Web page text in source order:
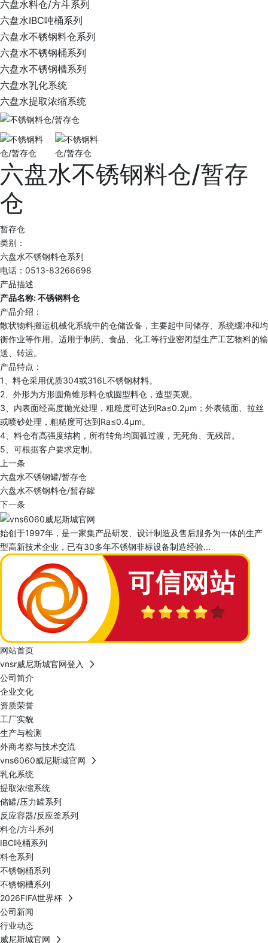
六盘水料仓/方斗系列
六盘水IBC吨桶系列
六盘水不锈钢料仓系列
六盘水不锈钢桶系列
六盘水不锈钢槽系列
六盘水乳化系统
六盘水提取浓缩系统
六盘水不锈钢料仓/暂存
仓
暂存仓
类别：
六盘水不锈钢料仓系列
电话：0513-83266698
产品描述
产品名称: 不锈钢料仓
产品介绍：
散状物料搬运机械化系统中的仓储设备，主要起中间储存、系统缓冲和均
衡作业等作用。适用于制药、食品、化工等行业密闭型生产工艺物料的输
送、转运。
产品特点：
1、料仓采用优质304或316L不锈钢材料。
2、外形为方形圆角锥形料仓或圆型料仓，造型美观。
3、内表面经高度抛光处理，粗糙度可达到Ra≤0.2μm；外表镜面、拉丝
或喷砂处理，粗糙度可达到Ra≤0.4μm。
4、料仓有高强度结构，所有转角均圆弧过渡，无死角、无残留。
5、可根据客户要求定制。
上一条
六盘水不锈钢罐/暂存仓
六盘水不锈钢料仓/暂存罐
下一条
始创于1997年，是一家集产品研发、设计制造及售后服务为一体的生产
型高新技术企业，已有30多年不锈钢非标设备制造经验...
网站首页
vnsr威尼斯城官网登入
公司简介
企业文化
资质荣誉
工厂实貌
生产与检测
外商考察与技术交流
vns6060威尼斯城官网
乳化系统
提取浓缩系统
储罐/压力罐系列
反应容器/反应釜系列
料仓/方斗系列
IBC吨桶系列
料仓系列
不锈钢桶系列
不锈钢槽系列
2026FIFA世界杯
公司新闻
行业动态
威尼斯城官网